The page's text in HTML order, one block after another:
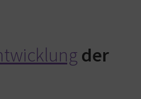
der